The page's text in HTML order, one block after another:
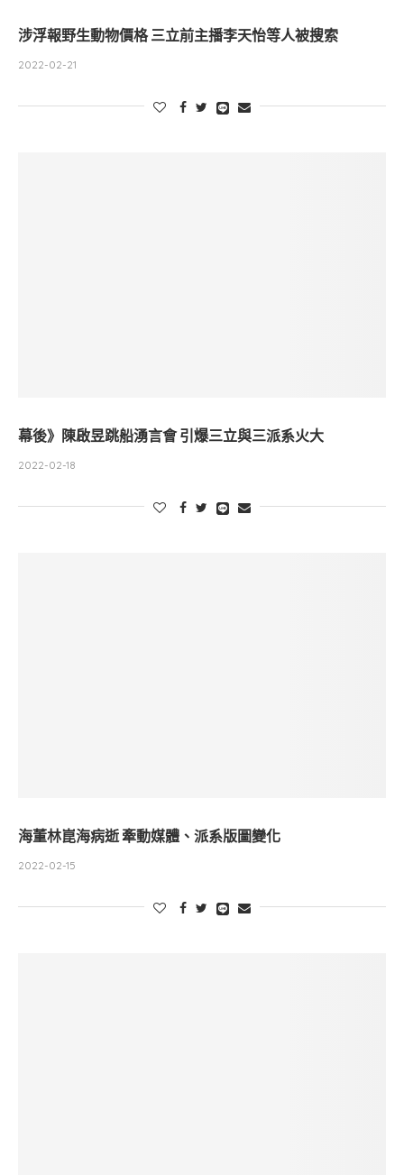
涉浮報野生動物價格 三立前主播李天怡等人被搜索
2022-02-21
幕後》陳啟昱跳船湧言會 引爆三立與三派系火大
2022-02-18
海董林崑海病逝 牽動媒體、派系版圖變化
2022-02-15